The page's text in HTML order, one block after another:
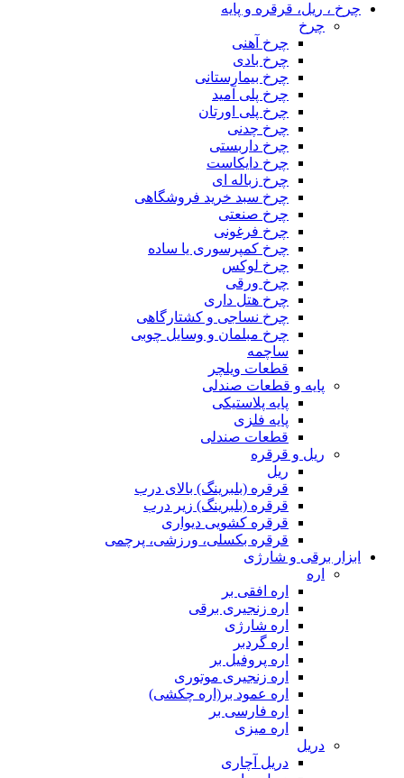
چرخ ، ریل، قرقره و پایه
چرخ
چرخ آهنی
چرخ بادی
چرخ بیمارستانی
چرخ پلی آمید
چرخ پلی اورتان
چرخ چدنی
چرخ داربستی
چرخ دایکاست
چرخ زباله ای
چرخ سبد خرید فروشگاهی
چرخ صنعتی
چرخ فرغونی
چرخ کمپرسوری یا ساده
چرخ لوکس
چرخ ورقی
چرخ هتل داری
چرخ نساجی و کشتارگاهی
چرخ مبلمان و وسایل چوبی
ساچمه
قطعات ویلچر
پایه و قطعات صندلی
پایه پلاستیکی
پایه فلزی
قطعات صندلی
ریل و قرقره
ریل
قرقره (بلبرینگ) بالای درب
قرقره (بلبرینگ) زیر درب
قرقره کشویی دیواری
قرقره بکسلی، ورزشی، پرچمی
ابزار برقی و شارژی
اره
اره افقی بر
اره زنجیری برقی
اره شارژی
اره گردبر
اره پروفیل بر
اره زنجیری موتوری
اره عمود بر(اره چکشی)
اره فارسی بر
اره میزی
دریل
دریل آچاری